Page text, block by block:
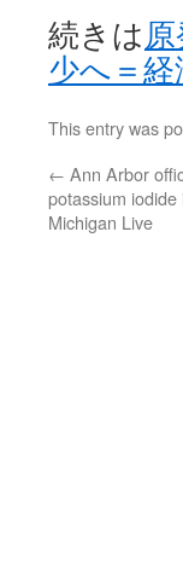
続きは
少へ＝
This entry was
← Ann Arbor
potassium
Michigan Live